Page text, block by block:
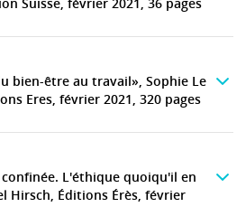
bien-être au travail», Sophie Le
Eres, février 2021, 320 pages
L'éthique quoiqu'il en
Hirsch, Éditions Érès, février